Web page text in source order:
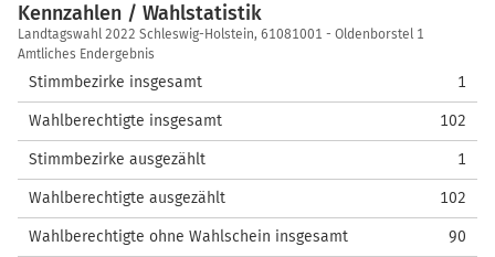
Kennzahlen / Wahlstatistik
Kennzahlen
/
Wahlstatistik
Landtagswahl 2022 Schleswig-Holstein, 61081001 - Oldenborstel 1
Amtliches Endergebnis
Stimmbezirke insgesamt 1
Wahlberechtigte insgesamt 102
Stimmbezirke ausgezählt 1
Wahlberechtigte ausgezählt 102
Wahlberechtigte ohne Wahlschein insgesamt 90